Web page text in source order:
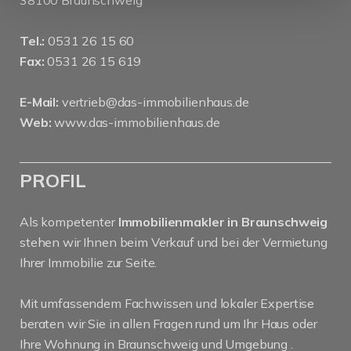
Tel.: 0531 26 15 60
Fax: 0531 26 15 619
E-Mail: vertrieb@das-immobilienhaus.de
Web: www.das-immobilienhaus.de
PROFIL
Als kompetenter Immobilienmakler in Braunschweig
stehen wir Ihnen beim Verkauf und bei der Vermietung
Ihrer Immobilie zur Seite.
Mit umfassendem Fachwissen und lokaler Expertise
beraten wir Sie in allen Fragen rund um Ihr Haus oder
Ihre Wohnung in Braunschweig und Umgebung .